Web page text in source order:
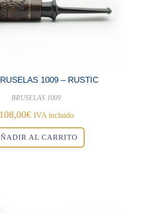
1009 – RUSTIC
BRUSELAS 1009
108,00€ IVA incluido
AL CARRITO